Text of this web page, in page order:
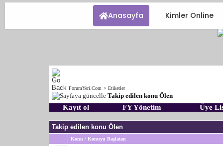
Anasayfa Kimler Online
ForumYeri.Com > Etiketler
Takip edilen konu Ölen
Kayıt ol FY Yönetim Üye
Takip edilen konu Ölen
Konu / Konuyu Başlatan